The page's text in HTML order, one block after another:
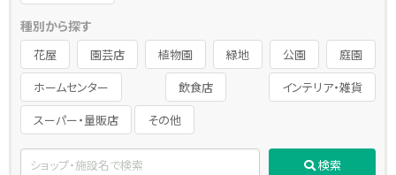
種別から探す
花屋 園芸店 植物園 緑地 公園
庭園
ホームセンター
飲食店
インテリア・雑貨
スーパー・量販店
その他
検索